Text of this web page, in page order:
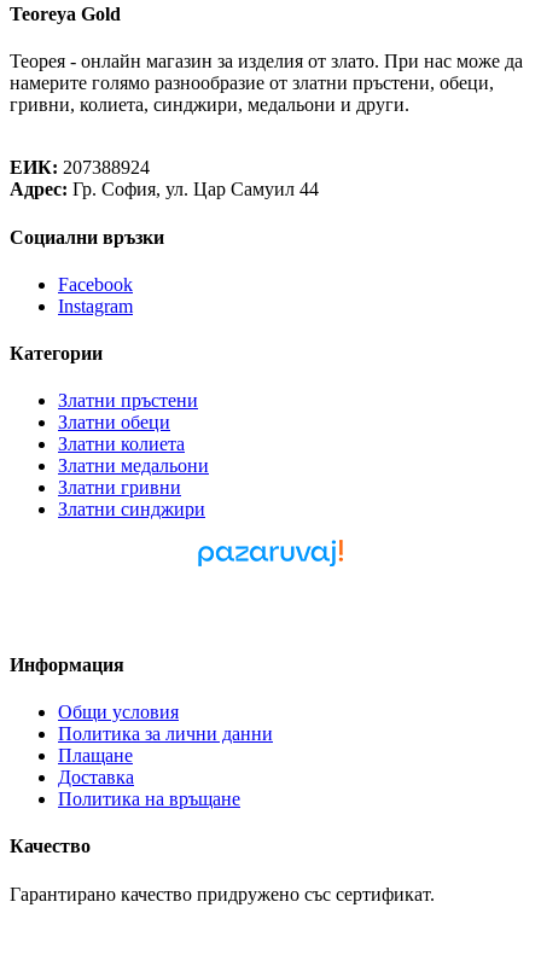
Teoreya Gold
Теорея - онлайн магазин за изделия от злато. При нас може да
намерите голямо разнообразие от златни пръстени, обеци,
гривни, колиета, синджири, медальони и други.
ЕИК: 207388924
Адрес: Гр. София, ул. Цар Самуил 44
Социални връзки
Facebook
Instagram
Категории
Златни пръстени
Златни обеци
Златни колиета
Златни медальони
Златни гривни
Златни синджири
Информация
Общи условия
Политика за лични данни
Плащане
Доставка
Политика на връщане
Качество
Гарантирано качество придружено със сертификат.